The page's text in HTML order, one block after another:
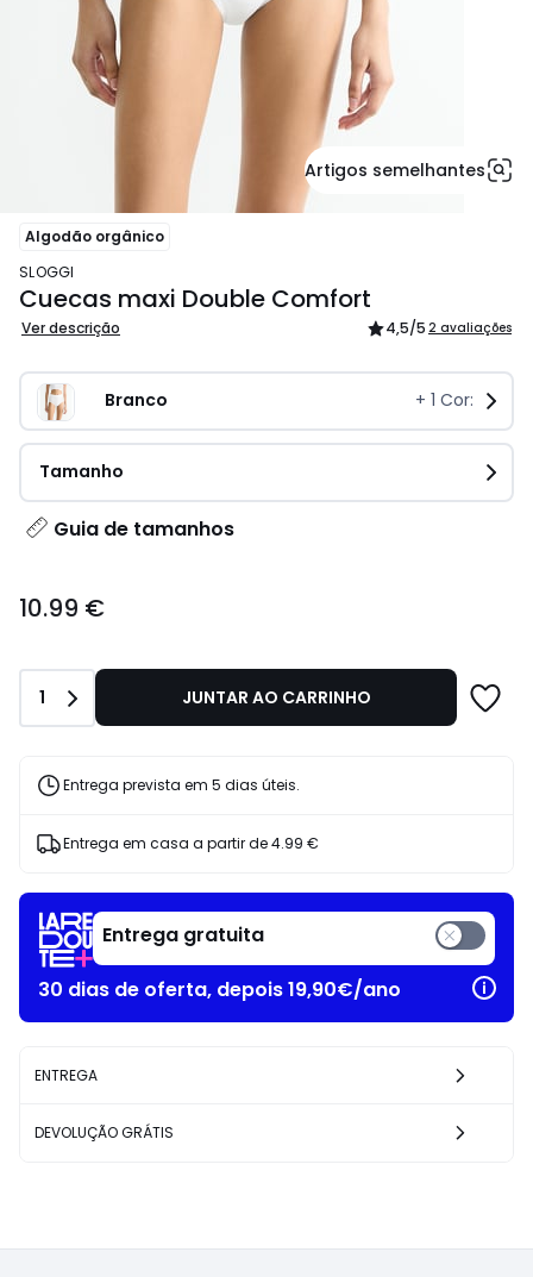
Artigos semelhantes
Algodão orgânico
SLOGGI
Cuecas maxi Double Comfort
Ver descrição 4,5/5 2 avaliações
Branco + 1 Cor:
Tamanho
Guia de tamanhos
€.
10.99 €
Quantidade
1 JUNTAR AO CARRINHO
Entrega prevista em 5 dias úteis.
Entrega em casa a partir de4.99 €
Entrega gratuita
30 dias de oferta, depois 19,90€/ano
ENTREGA
DEVOLUÇÃO GRÁTIS